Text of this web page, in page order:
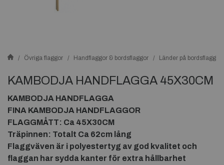
Övriga flaggor Handflaggor & bordsflaggor Länder på
KAMBODJA HANDFLAGGA 45X30CM
KAMBODJA HANDFLAGGA
FINA KAMBODJA HANDFLAGGOR
FLAGGMÅTT: Ca 45X30CM
Träpinnen: Totalt Ca 62cm lång
Flaggväven är i polyestertyg av god kvalitet och
flaggan har sydda kanter för extra hållbarhet